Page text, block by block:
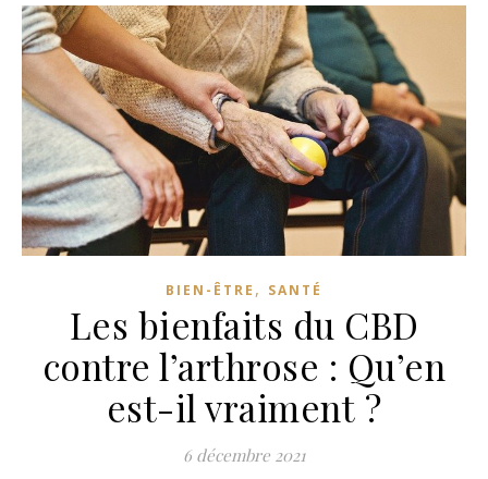
BIEN-ÊTRE , SANTÉ
Les bienfaits du CBD
contre l’arthrose : Qu’en
est-il vraiment ?
6 décembre 2021